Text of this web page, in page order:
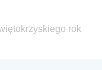
Inwestycji irok